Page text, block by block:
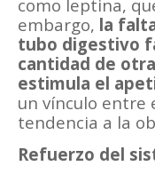
como leptina,
embargo, la
tubo digestivo
cantidad de
estimula el
un vínculo entre
tendencia a la
Refuerzo del